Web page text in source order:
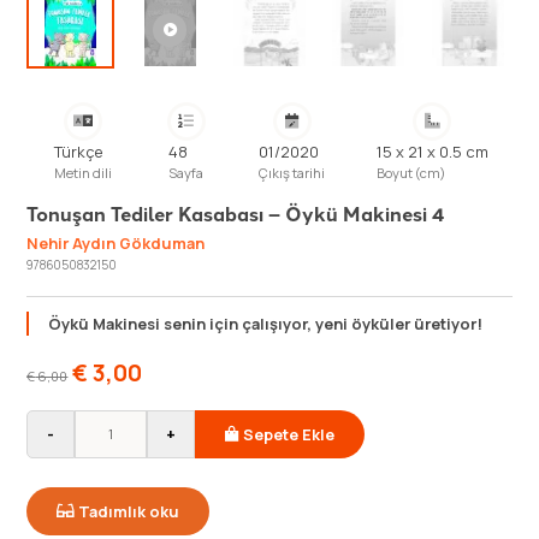
Türkçe
Metin dili
48
Sayfa
01/2020
Çıkış tarihi
15 x 21 x 0.5 cm
Boyut (cm)
Tonuşan Tediler Kasabası – Öykü Makinesi 4
Nehir Aydın Gökduman
9786050832150
Öykü Makinesi senin için çalışıyor, yeni öyküler üretiyor!
€6,00 €3,00
- + Sepete Ekle
Tadımlık oku